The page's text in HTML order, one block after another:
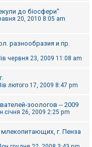
до біосфери"
20, 2010 8:05 am
разнообразия и пр.
червня 23, 2009 11:08 am
лютого 17, 2009 8:47 pm
зоологов -- 2009
січня 26, 2009 2:25 pm
г. Пенза